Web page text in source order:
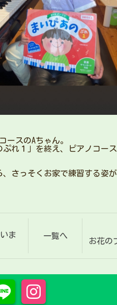
ースのAちゃん。
れ１」を終え、ピアノコー
さっそくお家で練習する姿
ま
一覧へ
お花の